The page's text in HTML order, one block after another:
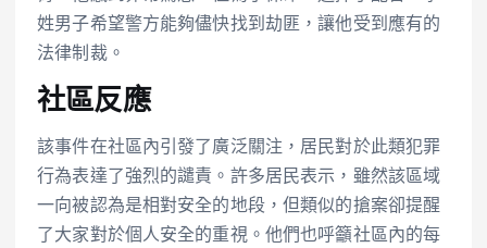
姓男子希望警方能夠儘快找到劫匪，讓他受到應有的
法律制裁。
社區反應
該事件在社區內引發了廣泛關注，居民對於此類犯罪
行為表達了強烈的譴責。許多居民表示，雖然該區域
一向被認為是相對安全的地段，但類似的搶案卻提醒
了大家對於個人安全的重視。他們也呼籲社區內的每